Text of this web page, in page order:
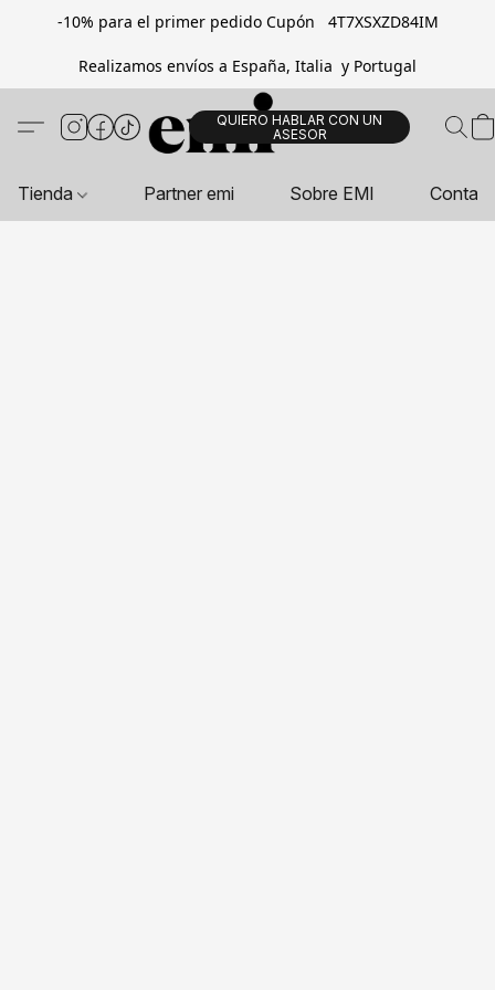
-10% para el primer pedido Cupón 4T7XSXZD84IM
Realizamos envíos a España, Italia y Portugal
QUIERO HABLAR CON UN
ASESOR
Tienda Partner emi Sobre EMI